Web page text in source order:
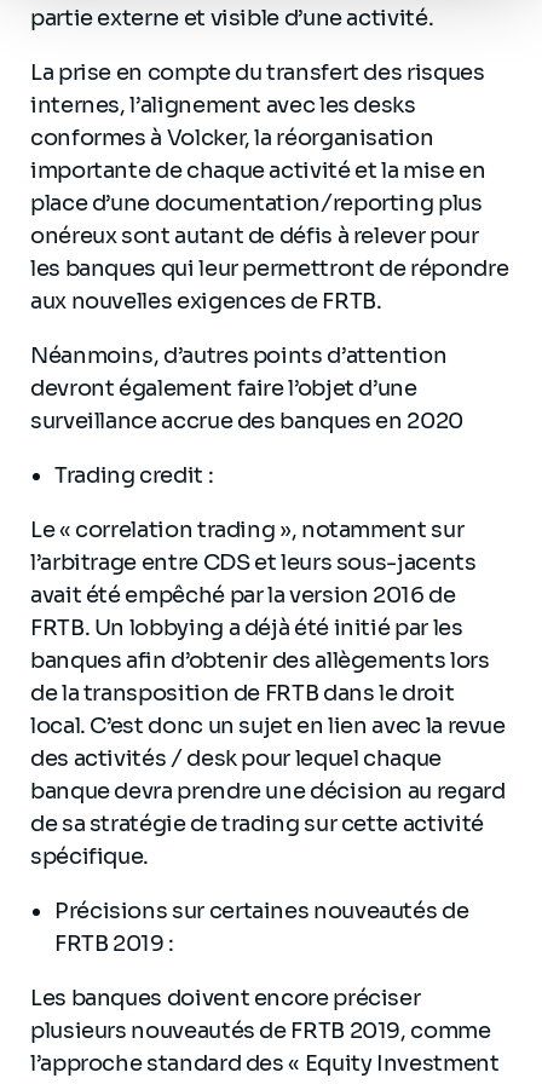
partie externe et visible d’une activité.
La prise en compte du transfert des risques
internes, l’alignement avec les desks
conformes à Volcker, la réorganisation
importante de chaque activité et la mise en
place d’une documentation/reporting plus
onéreux sont autant de défis à relever pour
les banques qui leur permettront de répondre
aux nouvelles exigences de FRTB.
Néanmoins, d’autres points d’attention
devront également faire l’objet d’une
surveillance accrue des banques en 2020
Trading credit :
Le « correlation trading », notamment sur
l’arbitrage entre CDS et leurs sous-jacents
avait été empêché par la version 2016 de
FRTB. Un lobbying a déjà été initié par les
banques afin d’obtenir des allègements lors
de la transposition de FRTB dans le droit
local. C’est donc un sujet en lien avec la revue
des activités / desk pour lequel chaque
banque devra prendre une décision au regard
de sa stratégie de trading sur cette activité
spécifique.
Précisions sur certaines nouveautés de
FRTB 2019 :
Les banques doivent encore préciser
plusieurs nouveautés de FRTB 2019, comme
l’approche standard des « Equity Investment